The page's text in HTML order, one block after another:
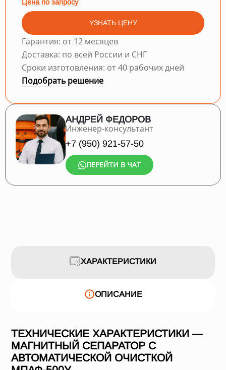
Цена по запросу
УЗНАТЬ ЦЕНУ
Гарантия: от 12 месяцев
Доставка: по всей России и СНГ
Сроки изготовления: от 40 рабочих дней
Подобрать решение
АНДРЕЙ ФЕДОРОВ
Инженер-консультант
+7 (950) 921-57-50
ПЕРЕЙТИ В ЧАТ
ХАРАКТЕРИСТИКИ
ОПИСАНИЕ
ТЕХНИЧЕСКИЕ ХАРАКТЕРИСТИКИ —
МАГНИТНЫЙ СЕПАРАТОР С
АВТОМАТИЧЕСКОЙ ОЧИСТКОЙ